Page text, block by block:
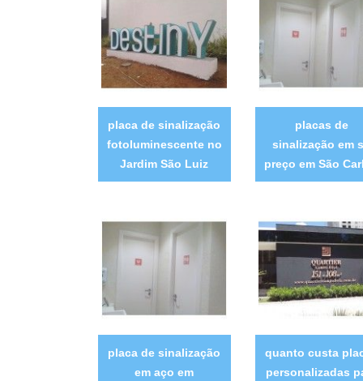
placa de sinalização
fotoluminescente no
Jardim São Luiz
placas de
sinalização em
preço em São
placa de sinalização
em aço em
quanto custa
personalizadas